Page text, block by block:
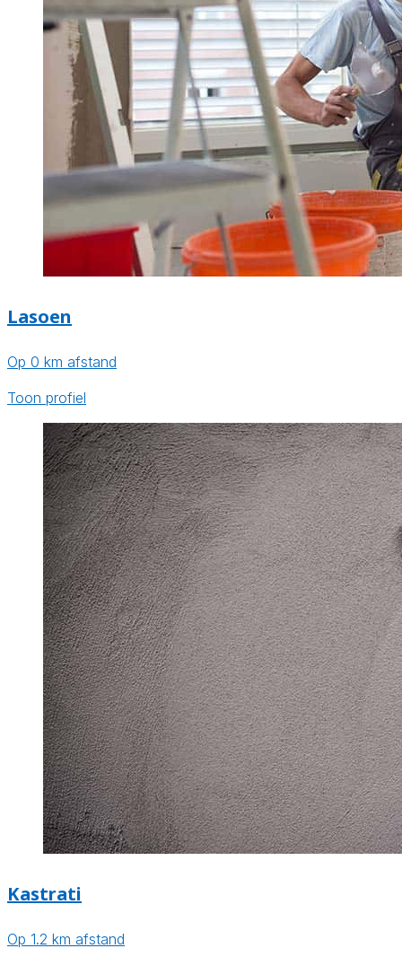
Lasoen
Op 0 km afstand
Toon profiel
Kastrati
Op 1.2 km afstand